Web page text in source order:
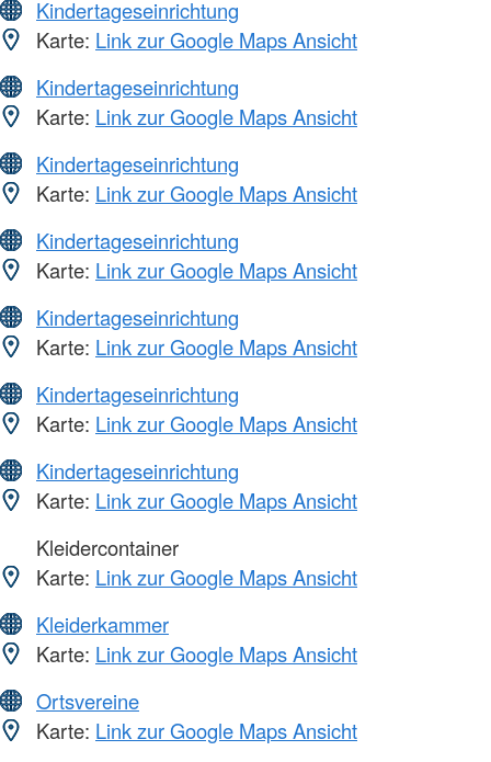
Kindertageseinrichtung
Karte: Link zur Google Maps Ansicht
Kindertageseinrichtung
Karte: Link zur Google Maps Ansicht
Kindertageseinrichtung
Karte: Link zur Google Maps Ansicht
Kindertageseinrichtung
Karte: Link zur Google Maps Ansicht
Kindertageseinrichtung
Karte: Link zur Google Maps Ansicht
Kindertageseinrichtung
Karte: Link zur Google Maps Ansicht
Kindertageseinrichtung
Karte: Link zur Google Maps Ansicht
Kleidercontainer
Karte: Link zur Google Maps Ansicht
Kleiderkammer
Karte: Link zur Google Maps Ansicht
Ortsvereine
Karte: Link zur Google Maps Ansicht